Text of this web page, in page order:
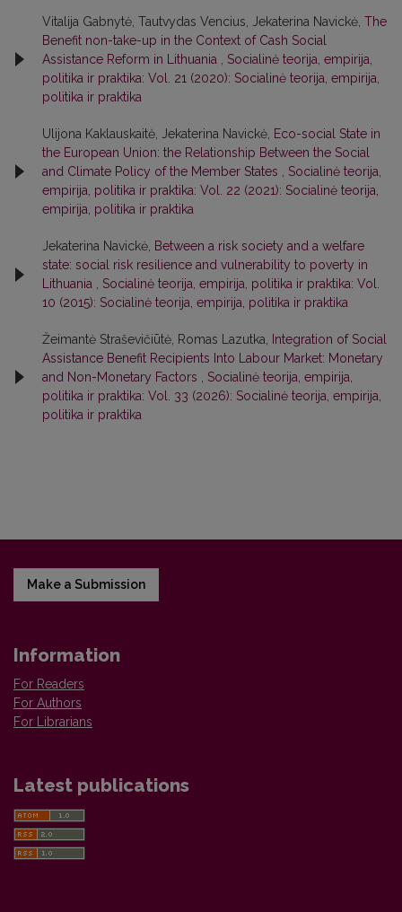
Vitalija Gabnytė, Tautvydas Vencius, Jekaterina Navickė, The
Benefit non-take-up in the Context of Cash Social
Assistance Reform in Lithuania
Socialinė teorija, empirija,
politika ir praktika: Vol. 21 (2020): Socialinė teorija, empirija,
politika ir praktika
Ulijona Kaklauskaitė, Jekaterina Navickė, Eco-social State in
the European Union: the Relationship Between the Social
and Climate Policy of the Member States
Socialinė teorija,
empirija, politika ir praktika: Vol. 22 (2021): Socialinė teorija,
empirija, politika ir praktika
Jekaterina Navickė, Between a risk society and a welfare
state: social risk resilience and vulnerability to poverty in
Lithuania
Socialinė teorija, empirija, politika ir praktika: Vol.
10 (2015): Socialinė teorija, empirija, politika ir praktika
Žeimantė Straševičiūtė, Romas Lazutka,
Integration of Social
Assistance Benefit Recipients Into Labour Market: Monetary
and Non-Monetary Factors
Socialinė teorija, empirija,
politika ir praktika: Vol. 33 (2026): Socialinė teorija, empirija,
politika ir praktika
Make a Submission
Information
For Readers
For Authors
For Librarians
Latest publications